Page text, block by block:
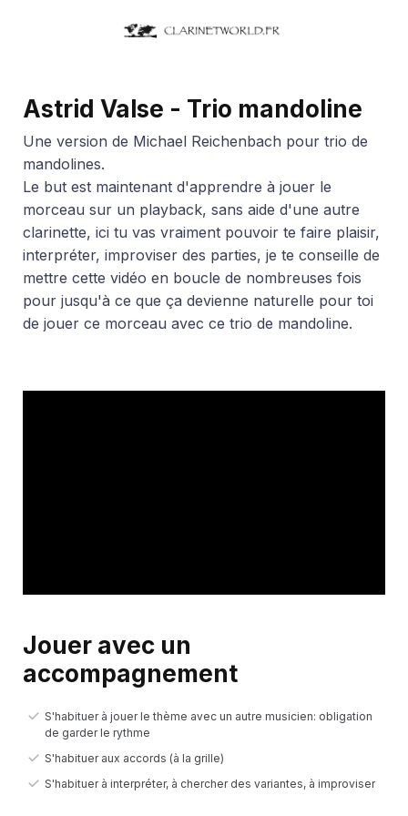
Astrid Valse - Trio mandoline
Une version de Michael Reichenbach pour trio de
mandolines.
Le but est maintenant d'apprendre à jouer le
morceau sur un playback, sans aide d'une autre
clarinette, ici tu vas vraiment pouvoir te faire plaisir,
interpréter, improviser des parties, je te conseille de
mettre cette vidéo en boucle de nombreuses fois
pour jusqu'à ce que ça devienne naturelle pour toi
de jouer ce morceau avec ce trio de mandoline.
Jouer avec un
accompagnement
S'habituer à jouer le thème avec un autre musicien: obligation
de garder le rythme
S'habituer aux accords (à la grille)
S'habituer à interpréter, à chercher des variantes, à improviser